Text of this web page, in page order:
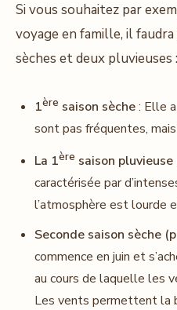
Si vous souhaitez par
voyage en famille, il
sèches et deux pluvieuses :
1ère saison sèche: Elle
sont pas fréquentes,
La 1ère saison
caractérisée par
l’atmosphère est lourde
Seconde saison sèche
commence en juin et
au cours de laquelle les
Les vents permettent la